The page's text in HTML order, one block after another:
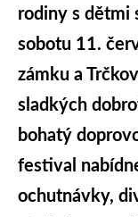
rodiny s dětmi
sobotu 11.
zámku a
sladkých
bohatý
festival
ochutnávky,